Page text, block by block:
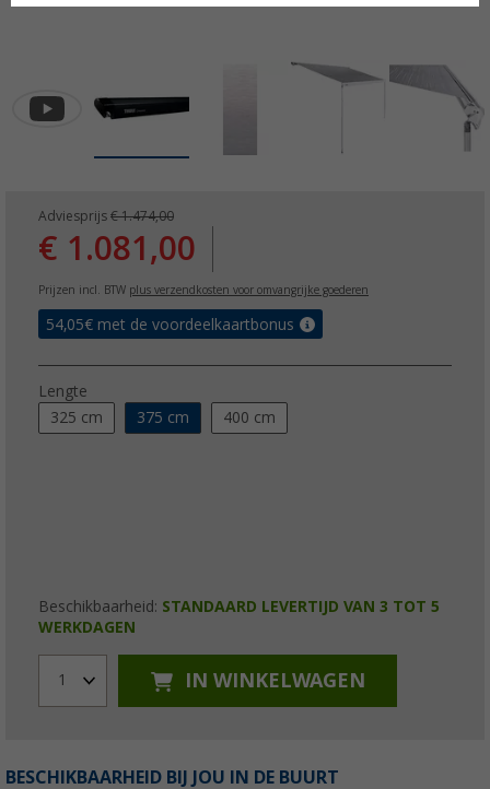
Adviesprijs € 1.474,00
€ 1.081,00
Prijzen incl. BTW plus verzendkosten voor omvangrijke goederen
54,05€ met de voordeelkaartbonus
Lengte
325 cm
375 cm 400 cm
Beschikbaarheid: STANDAARD LEVERTIJD VAN 3 TOT 5
WERKDAGEN
1 IN WINKELWAGEN
BESCHIKBAARHEID BIJ JOU IN DE BUURT